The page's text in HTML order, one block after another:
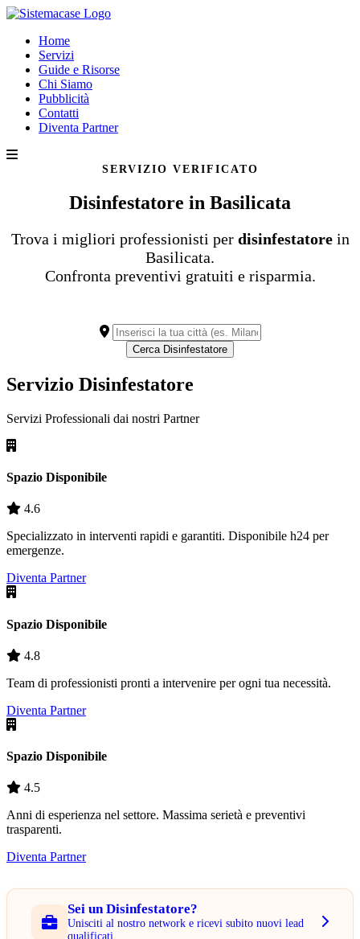
Home
Servizi
Guide e Risorse
Chi Siamo
Pubblicità
Contatti
Diventa Partner
SERVIZIO VERIFICATO
Disinfestatore in Basilicata
Trova i migliori professionisti per disinfestatore in
Basilicata.
Confronta preventivi gratuiti e risparmia.
Cerca Disinfestatore
Servizio Disinfestatore
Servizi Professionali dai nostri Partner
Spazio Disponibile
4.6
Specializzato in interventi rapidi e garantiti. Disponibile h24 per
emergenze.
Diventa Partner
Spazio Disponibile
4.8
Team di professionisti pronti a intervenire per ogni tua necessità.
Diventa Partner
Spazio Disponibile
4.5
Anni di esperienza nel settore. Massima serietà e preventivi
trasparenti.
Diventa Partner
Sei un Disinfestatore?
Unisciti al nostro network e ricevi subito nuovi lead
qualificati.